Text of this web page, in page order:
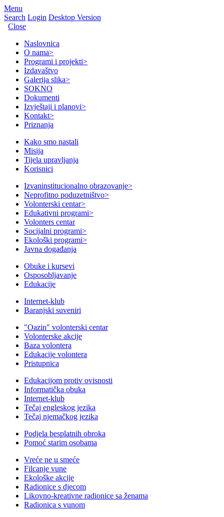
Menu
Search Login Desktop Version
Close
Naslovnica
O nama>
Programi i projekti>
Izdavaštvo
Galerija slika>
SOKNO
Dokumenti
Izvještaji i planovi>
Kontakt>
Priznanja
Kako smo nastali
Misija
Tijela upravljanja
Korisnici
Izvaninstitucionalno obrazovanje>
Neprofitno poduzetništvo>
Volonterski centar>
Edukativni programi>
Volonters centar
Socijalni programi>
Ekološki programi>
Javna događanja
Obuke i kursevi
Osposobljavanje
Edukacije
Internet-klub
Baranjski suveniri
"Oazin" volonterski centar
Volonterske akcije
Baza volontera
Edukacije volontera
Pristupnica
Edukacijom protiv ovisnosti
Informatička obuka
Internet-klub
Tečaj engleskog jezika
Tečaj njemačkog jezika
Podjela besplatnih obroka
Pomoć starim osobama
Vreće ne u smeće
Filcanje vune
Ekološke akcije
Radionice s djecom
Likovno-kreativne radionice sa ženama
Radionica s vunom